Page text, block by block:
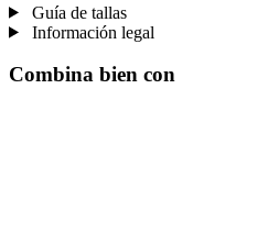
Guía de tallas
Información legal
Combina bien con